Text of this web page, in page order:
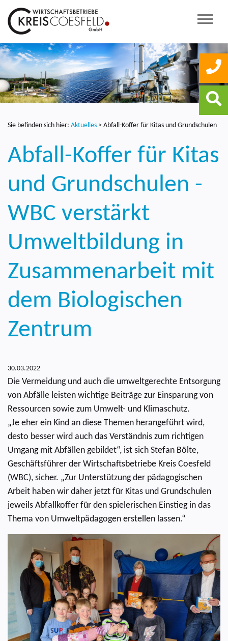
Sie befinden sich hier: Aktuelles > Abfall-Koffer für Kitas und Grundschulen
Abfall-Koffer für Kitas
und Grundschulen -
WBC verstärkt
Umweltbildung in
Zusammenarbeit mit
dem Biologischen
Zentrum
30.03.2022
Die Vermeidung und auch die umweltgerechte Entsorgung
von Abfälle leisten wichtige Beiträge zur Einsparung von
Ressourcen sowie zum Umwelt- und Klimaschutz.
„Je eher ein Kind an diese Themen herangeführt wird,
desto besser wird auch das Verständnis zum richtigen
Umgang mit Abfällen gebildet“, ist sich Stefan Bölte,
Geschäftsführer der Wirtschaftsbetriebe Kreis Coesfeld
(WBC), sicher. „Zur Unterstützung der pädagogischen
Arbeit haben wir daher jetzt für Kitas und Grundschulen
jeweils Abfallkoffer für den spielerischen Einstieg in das
Thema von Umweltpädagogen erstellen lassen.“